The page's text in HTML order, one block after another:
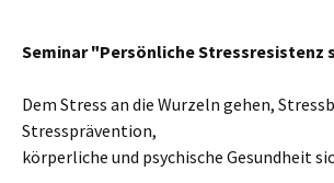
Seminar "Persönliche Stressresistenz
Dem Stress an die Wurzeln gehen,
Stressprävention,
körperliche und psychische Gesundheit